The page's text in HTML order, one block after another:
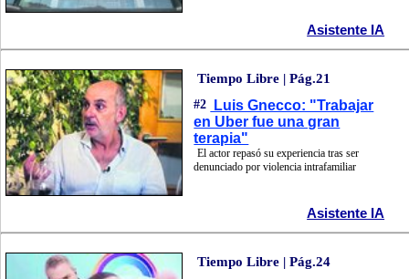
Asistente IA
Tiempo Libre | Pág.21
#2
Luis Gnecco: "Trabajar
en Uber fue una gran
terapia"
El actor repasó su experiencia tras ser
denunciado por violencia intrafamiliar
Asistente IA
Tiempo Libre | Pág.24